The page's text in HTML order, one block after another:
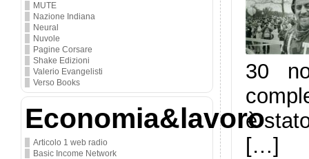
MUTE
Nazione Indiana
Neural
Nuvole
Pagine Corsare
Shake Edizioni
Valerio Evangelisti
Verso Books
Economia&lavoro
Articolo 1 web radio
Basic Income Network
30
è
[…]